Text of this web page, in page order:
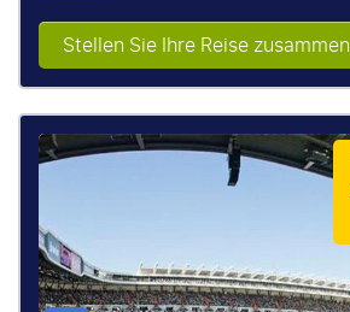
Stellen Sie Ihre Reise zusammen